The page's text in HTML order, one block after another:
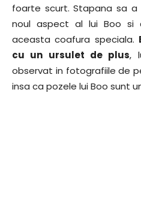
foarte scurt. Stapana sa
noul aspect al lui Boo
aceasta coafura speciala.
cu un ursulet de plus,
observat in fotografiile de
insa ca pozele lui Boo sunt